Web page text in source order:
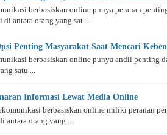
berbasiskan online punya peranan
antara orang yang sat ...
Penting Masyarakat Saat Mencari
berbasiskan online punya andil penting
satu ...
Informasi Lewat Media Online
berbasiskan online miliki peranan
orang yang ...